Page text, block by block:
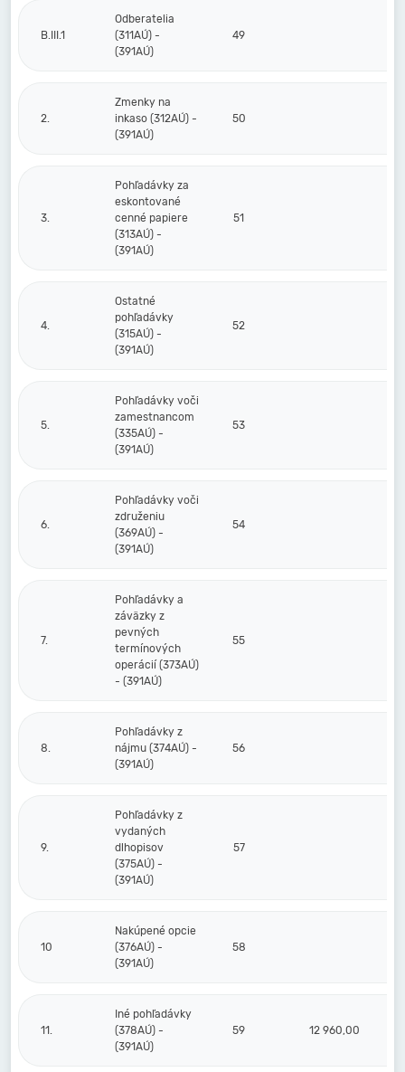
B.III.1
Odberatelia
(311AÚ) -
(391AÚ)
49
2.
Zmenky na
inkaso (312AÚ) -
(391AÚ)
50
3.
Pohľadávky za
eskontované
cenné papiere
(313AÚ) -
(391AÚ)
51
4.
Ostatné
pohľadávky
(315AÚ) -
(391AÚ)
52
5.
Pohľadávky voči
zamestnancom
(335AÚ) -
(391AÚ)
53
6.
Pohľadávky voči
združeniu
(369AÚ) -
(391AÚ)
54
7.
Pohľadávky a
záväzky z
pevných
termínových
operácií (373AÚ)
- (391AÚ)
55
8.
Pohľadávky z
nájmu (374AÚ) -
(391AÚ)
56
9.
Pohľadávky z
vydaných
dlhopisov
(375AÚ) -
(391AÚ)
57
10
Nakúpené opcie
(376AÚ) -
(391AÚ)
58
11.
Iné pohľadávky
(378AÚ) -
(391AÚ)
59 12 960,00